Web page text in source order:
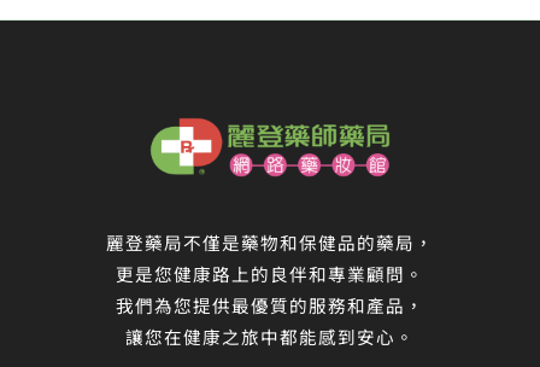
麗登藥局不僅是藥物和保健品的藥局，
更是您健康路上的良伴和專業顧問。
我們為您提供最優質的服務和產品，
讓您在健康之旅中都能感到安心。